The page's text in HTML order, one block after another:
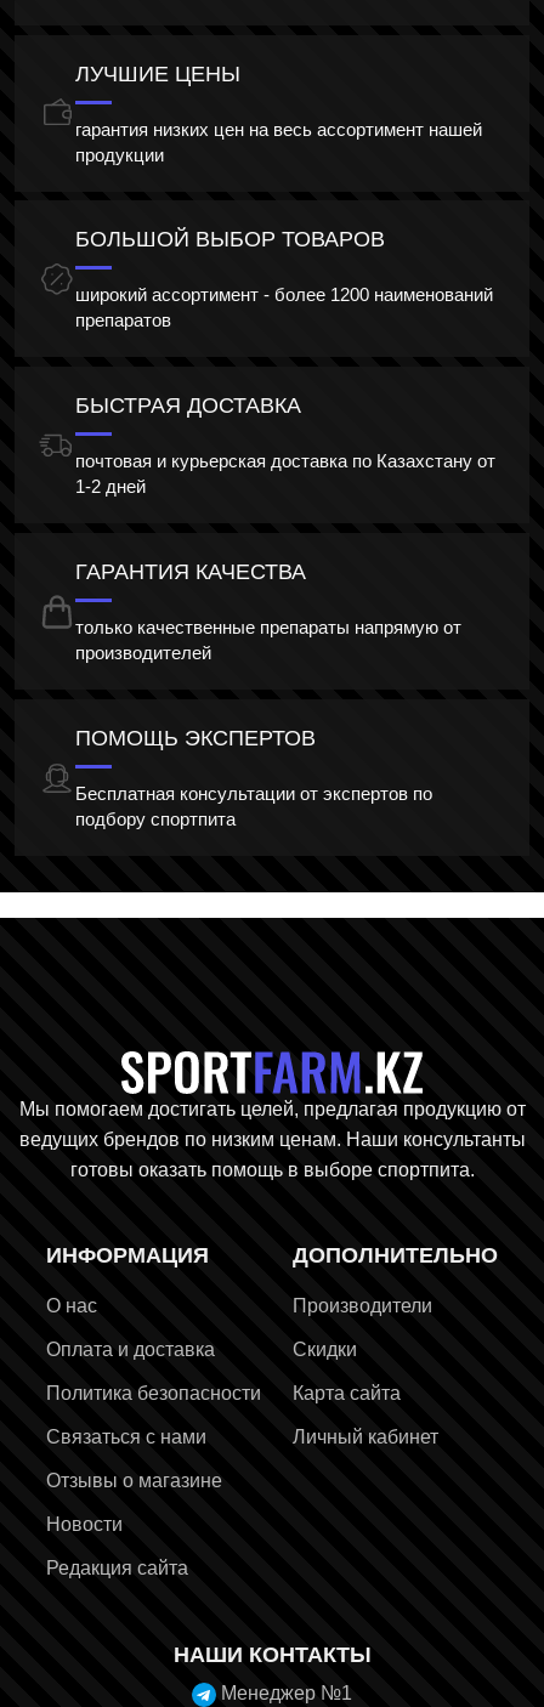
ЛУЧШИЕ ЦЕНЫ
гарантия низких цен на весь ассортимент нашей
продукции
БОЛЬШОЙ ВЫБОР ТОВАРОВ
широкий ассортимент - более 1200 наименований
препаратов
БЫСТРАЯ ДОСТАВКА
почтовая и курьерская доставка по Казахстану от
1-2 дней
ГАРАНТИЯ КАЧЕСТВА
только качественные препараты напрямую от
производителей
ПОМОЩЬ ЭКСПЕРТОВ
Бесплатная консультации от экспертов по
подбору спортпита
Мы помогаем достигать целей, предлагая продукцию от
ведущих брендов по низким ценам. Наши консультанты
готовы оказать помощь в выборе спортпита.
ИНФОРМАЦИЯ
О нас
Оплата и доставка
Политика безопасности
Связаться с нами
Отзывы о магазине
Новости
Редакция сайта
ДОПОЛНИТЕЛЬНО
Производители
Скидки
Карта сайта
Личный кабинет
НАШИ КОНТАКТЫ
Менеджер №1